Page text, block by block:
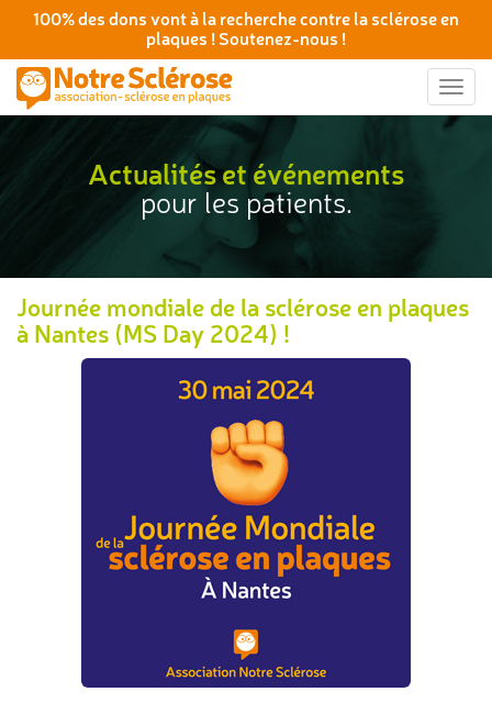
100% des dons vont à la recherche contre la sclérose en
plaques ! Soutenez-nous !
Actualités et événements
pour les patients.
Journée mondiale de la sclérose en plaques
à Nantes (MS Day 2024) !